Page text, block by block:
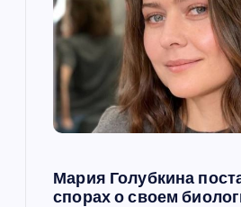
Мария Голубкина
спорах о своем